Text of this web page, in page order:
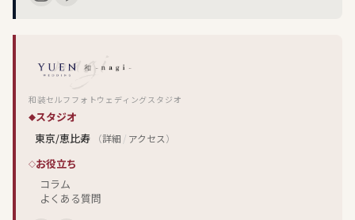
和装セルフフォトウェディングスタジオ
スタジオ
東京/恵比寿
（詳細 / アクセス）
お役立ち
コラム
よくある質問